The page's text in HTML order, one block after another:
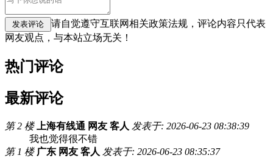
请自觉遵守互联网相关政策法规，评论内容只代表
网友观点，与本站立场无关！
热门评论
最新评论
第 2 楼 上海有线通 网友 客人 发表于: 2026-06-23 08:38:39
我也觉得很不错
第 1 楼 广东 网友 客人 发表于: 2026-06-23 08:35:37